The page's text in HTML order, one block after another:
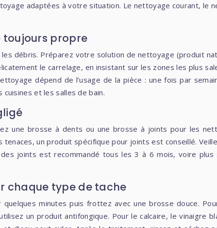
adaptées à votre situation. Le nettoyage courant, le
toujours propre
débris. Préparez votre solution de nettoyage (produit
le carrelage, en insistant sur les zones les plus
dépend de l’usage de la pièce : une fois par
et les salles de bain.
une brosse à dents ou une brosse à joints pour les
un produit spécifique pour joints est conseillé.
joints est recommandé tous les 3 à 6 mois, voire plus
chaque type de tache
minutes puis frottez avec une brosse douce.
un produit antifongique. Pour le calcaire, le vinaigre